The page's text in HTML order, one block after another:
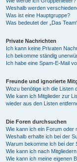
Weshalb werden
Was ist eine Hauptgruppe?
Was bedeutet der „Das
Private Nachrichten
Ich kann keine Privaten
Ich bekomme ständig
Ich habe eine Spam-E-Mail
Freunde und ignorierte
Wozu benötige ich die Listen
Wie kann ich Mitglieder zur
wieder aus den Listen
Die Foren durchsuchen
Wie kann ich ein Forum
Weshalb erhalte ich bei der
Warum bekomme ich bei der
Wie kann ich nach
Wie kann ich meine eigenen